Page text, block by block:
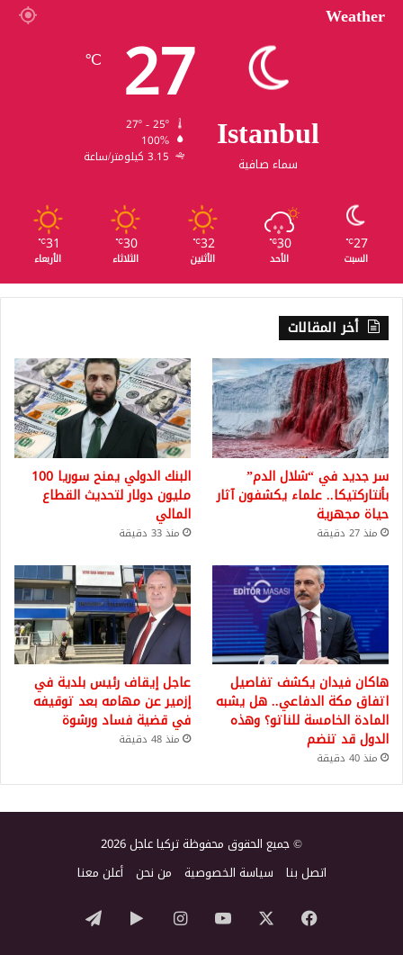
Weather
Istanbul
سماء صافية
27
℃
100%
3.15 كيلومتر/ساعة
27
℃
السبت
30
℃
الأحد
32
℃
الأثنين
30
℃
الثلاثاء
31
℃
الأربعاء
أخر المقالات
سر جديد في “شلال الدم”
بأنتاركتيكا.. علماء يكشفون آثار
حياة مجهرية
منذ 27 دقيقة
البنك الدولي يمنح سوريا 100
مليون دولار لتحديث القطاع
المالي
منذ 33 دقيقة
هاكان فيدان يكشف تفاصيل
اتفاق مكة الدفاعي.. هل يشبه
المادة الخامسة للناتو؟ وهذه
الدول قد تنضم
منذ 40 دقيقة
عاجل إيقاف رئيس بلدية في
إزمير عن مهامه بعد توقيفه
في قضية فساد ورشوة
منذ 48 دقيقة
© جميع الحقوق محفوظة تركيا عاجل 2026
اتصل بنا سياسة الخصوصية من نحن أعلن معنا
فيسبوك ‫YouTubeانستقرام‏Googleتيلقرام